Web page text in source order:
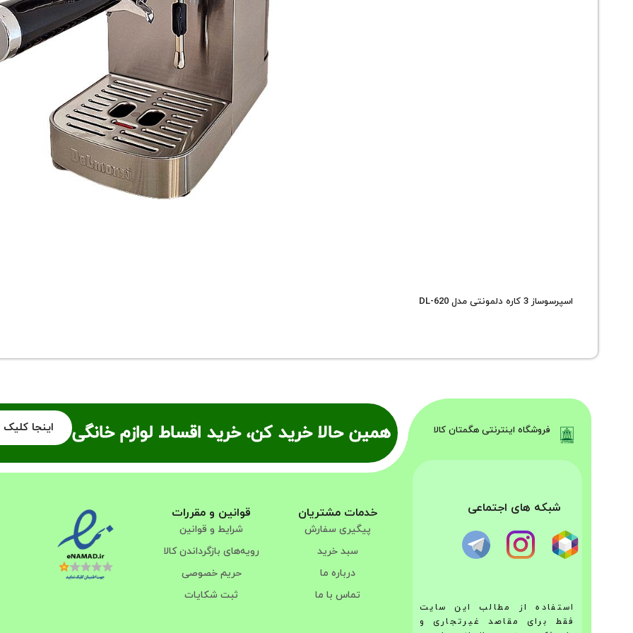
اسپرسوساز 3 کاره دلمونتی مدل DL-620
همین حالا خرید کن، خرید اقساط لوازم خانگی اینجا کلیک فروشگاه اینترنتی هگمتان کالا
شبکه های اجتماعی
استفاده از مطالب این سایت
فقط برای مقاصد غیرتجاری و
خدمات مشتریان
پیگیری سفارش
سبد خرید
درباره ما
تماس با ما
قوانین و مقررات
شرایط و قوانین
رویه‌های بازگرداندن کالا
حریم خصوصی
ثبت شکایات